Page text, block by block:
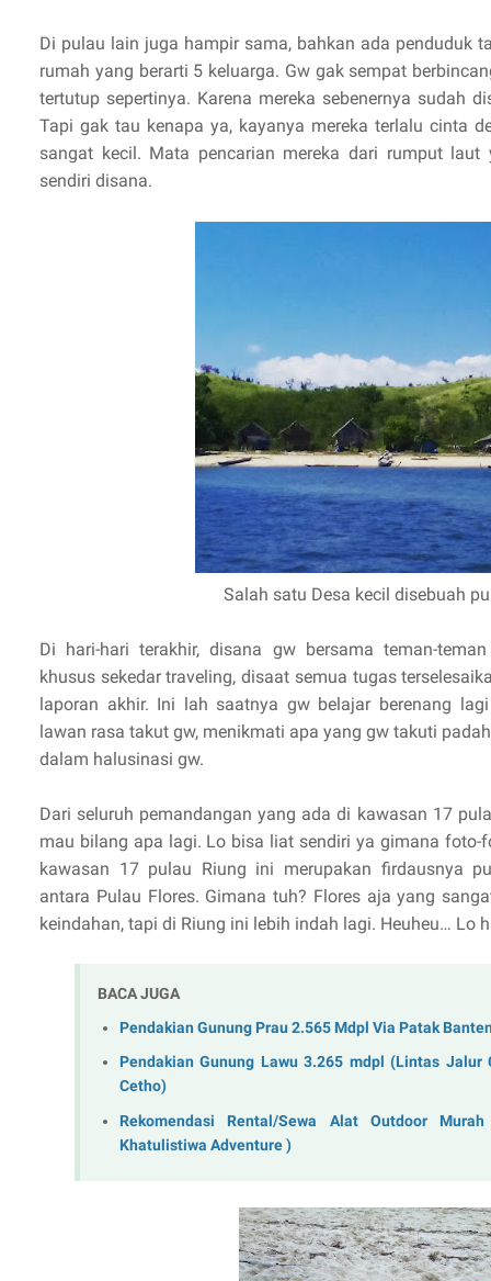
Di pulau lain juga hampir sama, bahkan ada penduduk
rumah yang berarti 5 keluarga. Gw gak sempat
tertutup sepertinya. Karena mereka sebenernya sudah
Tapi gak tau kenapa ya, kayanya mereka terlalu cinta
sangat kecil. Mata pencarian mereka dari rumput laut
sendiri disana.
Salah satu Desa kecil disebuah
Di hari-hari terakhir, disana gw bersama teman-
khusus sekedar traveling, disaat semua tugas
laporan akhir. Ini lah saatnya gw belajar berenang
lawan rasa takut gw, menikmati apa yang gw takuti
dalam halusinasi gw.
Dari seluruh pemandangan yang ada di kawasan 17
mau bilang apa lagi. Lo bisa liat sendiri ya gimana foto-
kawasan 17 pulau Riung ini merupakan firdausnya
antara Pulau Flores. Gimana tuh? Flores aja yang
keindahan, tapi di Riung ini lebih indah lagi. Heuheu… Lo
BACA JUGA
Pendakian Gunung Prau 2.565 Mdpl Via Patak
Pendakian Gunung Lawu 3.265 mdpl (Lintas Jalur
Cetho)
Rekomendasi Rental/Sewa Alat Outdoor
Khatulistiwa Adventure )